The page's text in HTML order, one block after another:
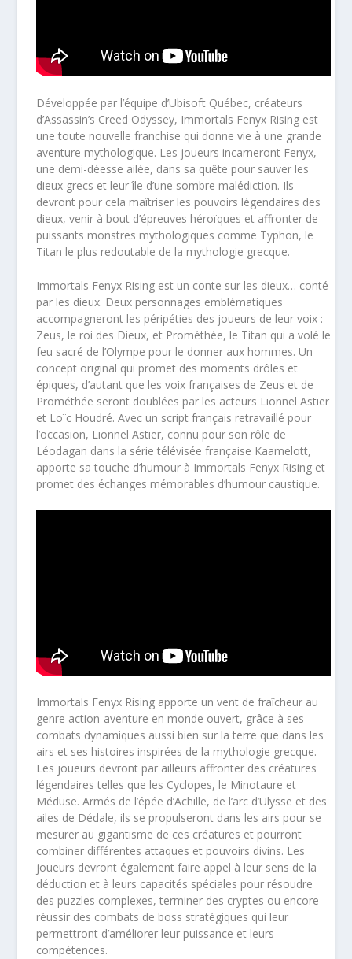
Développée par l’équipe d’Ubisoft Québec, créateurs
d’Assassin’s Creed Odyssey, Immortals Fenyx Rising est
une toute nouvelle franchise qui donne vie à une grande
aventure mythologique. Les joueurs incarneront Fenyx,
une demi-déesse ailée, dans sa quête pour sauver les
dieux grecs et leur île d’une sombre malédiction. Ils
devront pour cela maîtriser les pouvoirs légendaires des
dieux, venir à bout d’épreuves héroïques et affronter de
puissants monstres mythologiques comme Typhon, le
Titan le plus redoutable de la mythologie grecque.
Immortals Fenyx Rising est un conte sur les dieux… conté
par les dieux. Deux personnages emblématiques
accompagneront les péripéties des joueurs de leur voix :
Zeus, le roi des Dieux, et Prométhée, le Titan qui a volé le
feu sacré de l’Olympe pour le donner aux hommes. Un
concept original qui promet des moments drôles et
épiques, d’autant que les voix françaises de Zeus et de
Prométhée seront doublées par les acteurs Lionnel Astier
et Loïc Houdré. Avec un script français retravaillé pour
l’occasion, Lionnel Astier, connu pour son rôle de
Léodagan dans la série télévisée française Kaamelott,
apporte sa touche d’humour à Immortals Fenyx Rising et
promet des échanges mémorables d’humour caustique.
Immortals Fenyx Rising apporte un vent de fraîcheur au
genre action-aventure en monde ouvert, grâce à ses
combats dynamiques aussi bien sur la terre que dans les
airs et ses histoires inspirées de la mythologie grecque.
Les joueurs devront par ailleurs affronter des créatures
légendaires telles que les Cyclopes, le Minotaure et
Méduse. Armés de l’épée d’Achille, de l’arc d’Ulysse et des
ailes de Dédale, ils se propulseront dans les airs pour se
mesurer au gigantisme de ces créatures et pourront
combiner différentes attaques et pouvoirs divins. Les
joueurs devront également faire appel à leur sens de la
déduction et à leurs capacités spéciales pour résoudre
des puzzles complexes, terminer des cryptes ou encore
réussir des combats de boss stratégiques qui leur
permettront d’améliorer leur puissance et leurs
compétences.